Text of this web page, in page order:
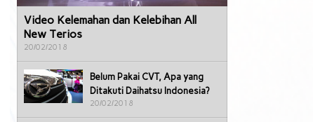
Video Kelemahan dan Kelebihan All
New Terios
20/02/2018
Belum Pakai CVT, Apa yang
Ditakuti Daihatsu Indonesia?
20/02/2018